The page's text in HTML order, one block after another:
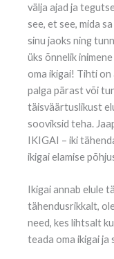
välja ajad ja
see, et see, mida
sinu jaoks ning
üks õnnelik
oma ikigai! Tihti on
palga pärast või
täisväärtuslikust
sooviksid teha.
IKIGAI – iki
ikigai elamise
Ikigai annab elule
tähendusrikkalt,
need, kes lihtsalt
teada oma ikigai ja